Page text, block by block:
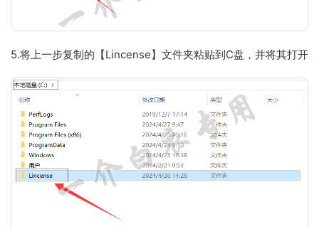
5.将上一步复制的【Lincense】文件夹粘贴到C盘，并将其打开